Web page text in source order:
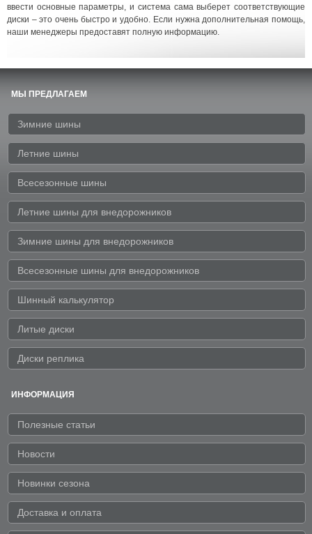
ввести основные параметры, и система сама выберет соответствующие
диски – это очень быстро и удобно. Если нужна дополнительная помощь,
наши менеджеры предоставят полную информацию.
МЫ ПРЕДЛАГАЕМ
Зимние шины
Летние шины
Всесезонные шины
Летние шины для внедорожников
Зимние шины для внедорожников
Всесезонные шины для внедорожников
Шинный калькулятор
Литые диски
Диски реплика
ИНФОРМАЦИЯ
Полезные статьи
Новости
Новинки сезона
Доставка и оплата